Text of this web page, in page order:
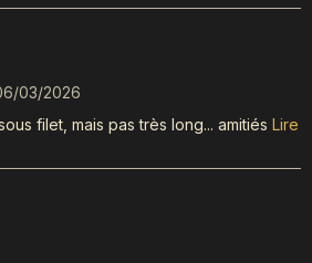
03/2026
filet, mais pas très long... amitiés Lire